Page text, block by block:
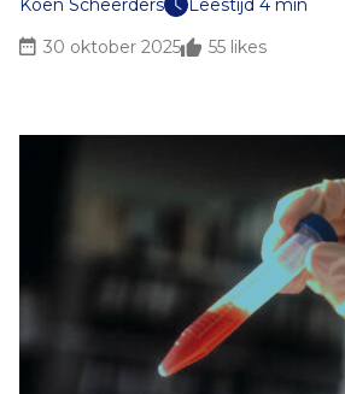
Koen Scheerders
Leestijd 4 min
30 oktober 2025
55 likes